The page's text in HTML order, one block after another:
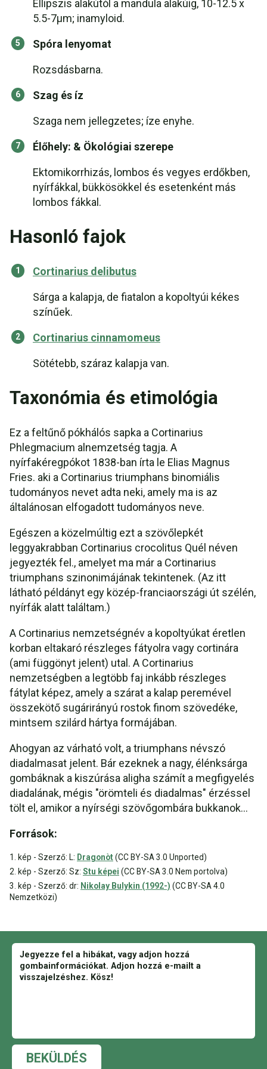
Ellipszis alakútól a mandula alakúig, 10-12.5 x
5.5-7μm; inamyloid.
Spóra lenyomat
Rozsdásbarna.
Szag és íz
Szaga nem jellegzetes; íze enyhe.
Élőhely: & Ökológiai szerepe
Ektomikorrhizás, lombos és vegyes erdőkben,
nyírfákkal, bükkösökkel és esetenként más
lombos fákkal.
Hasonló fajok
Cortinarius delibutus
Sárga a kalapja, de fiatalon a kopoltyúi kékes
színűek.
Cortinarius cinnamomeus
Sötétebb, száraz kalapja van.
Taxonómia és etimológia
Ez a feltűnő pókhálós sapka a Cortinarius
Phlegmacium alnemzetség tagja. A
nyírfakéregpókot 1838-ban írta le Elias Magnus
Fries. aki a Cortinarius triumphans binomiális
tudományos nevet adta neki, amely ma is az
általánosan elfogadott tudományos neve.
Egészen a közelmúltig ezt a szövőlepkét
leggyakrabban Cortinarius crocolitus Quél néven
jegyezték fel., amelyet ma már a Cortinarius
triumphans szinonimájának tekintenek. (Az itt
látható példányt egy közép-franciaországi út szélén,
nyírfák alatt találtam.)
A Cortinarius nemzetségnév a kopoltyúkat éretlen
korban eltakaró részleges fátyolra vagy cortinára
(ami függönyt jelent) utal. A Cortinarius
nemzetségben a legtöbb faj inkább részleges
fátylat képez, amely a szárat a kalap peremével
összekötő sugárirányú rostok finom szövedéke,
mintsem szilárd hártya formájában.
Ahogyan az várható volt, a triumphans névszó
diadalmasat jelent. Bár ezeknek a nagy, élénksárga
gombáknak a kiszúrása aligha számít a megfigyelés
diadalának, mégis "örömteli és diadalmas" érzéssel
tölt el, amikor a nyírségi szövőgombára bukkanok...
Források:
1. kép - Szerző: L: Dragonòt(CC BY-SA 3.0 Unported)
2. kép - Szerző: Sz: Stu képei (CC BY-SA 3.0 Nem portolva)
3. kép - Szerző: dr: Nikolay Bulykin (1992-) (CC BY-SA 4.0
Nemzetközi)
BEKÜLDÉS